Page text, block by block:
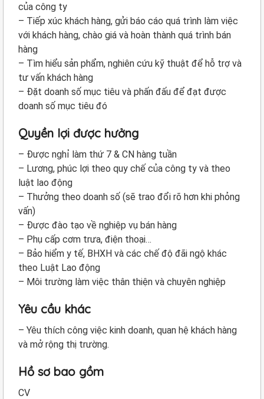
của công ty
– Tiếp xúc khách hàng, gửi báo cáo quá trình làm việc
với khách hàng, chào giá và hoàn thành quá trình bán
hàng
– Tìm hiểu sản phẩm, nghiên cứu kỹ thuật để hỗ trợ và
tư vấn khách hàng
– Đặt doanh số mục tiêu và phấn đấu để đạt được
doanh số mục tiêu đó
Quyền lợi được hưởng
– Được nghỉ làm thứ 7 & CN hàng tuần
– Lương, phúc lợi theo quy chế của công ty và theo
luật lao động
– Thưởng theo doanh số (sẽ trao đổi rõ hơn khi phỏng
vấn)
– Được đào tạo về nghiệp vụ bán hàng
– Phụ cấp cơm trưa, điện thoại…
– Bảo hiểm y tế, BHXH và các chế độ đãi ngộ khác
theo Luật Lao động
– Môi trường làm việc thân thiện và chuyên nghiệp
Yêu cầu khác
– Yêu thích công việc kinh doanh, quan hệ khách hàng
và mở rộng thị trường.
Hồ sơ bao gồm
CV